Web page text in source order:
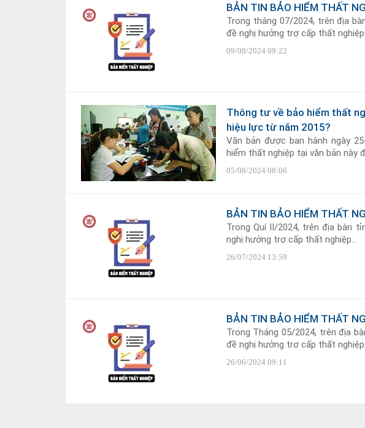
BẢN TIN BẢO HIỂM THẤT
Trong tháng 07/2024, trên địa
đề nghị hưởng trợ cấp thất
09/08/2024 09:22
Thông tư về bảo hiểm thất
hiệu lực từ năm 2015?
Văn bản được ban hành ngày
hiểm thất nghiệp tại văn bản này
05/08/2024 08:06
BẢN TIN BẢO HIỂM THẤT
Trong Quí II/2024, trên địa bàn
nghị hưởng trợ cấp thất nghiệp...
26/07/2024 13:59
BẢN TIN BẢO HIỂM THẤT
Trong Tháng 05/2024, trên địa
đề nghị hưởng trợ cấp thất
26/06/2024 09:11